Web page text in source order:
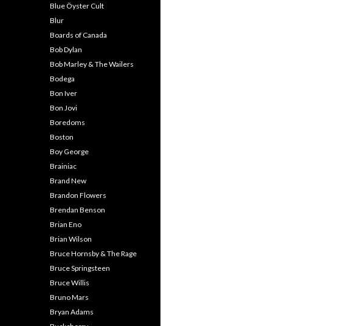
Blue Öyster Cult
Blur
Boards of Canada
Bob Dylan
Bob Marley & The Wailers
Bodega
Bon Iver
Bon Jovi
Boredoms
Boston
Boy George
Brainiac
Brand New
Brandon Flowers
Brendan Benson
Brian Eno
Brian Wilson
Bruce Hornsby & The Rage
Bruce Springsteen
Bruce Willis
Bruno Mars
Bryan Adams